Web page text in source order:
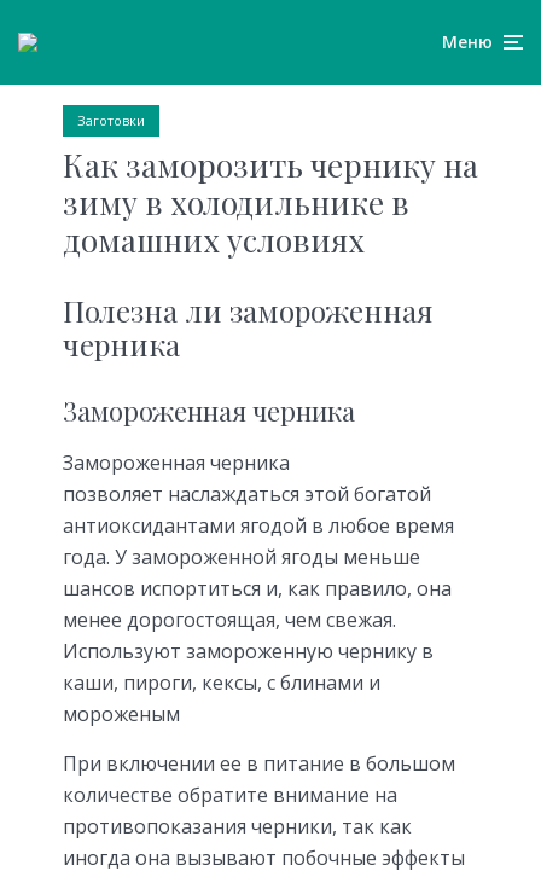
Меню
Заготовки
Как заморозить чернику на
зиму в холодильнике в
домашних условиях
Полезна ли замороженная
черника
Замороженная черника
Замороженная черника
позволяет наслаждаться этой богатой
антиоксидантами ягодой в любое время
года. У замороженной ягоды меньше
шансов испортиться и, как правило, она
менее дорогостоящая, чем свежая.
Используют замороженную чернику в
каши, пироги, кексы, с блинами и
мороженым
При включении ее в питание в большом
количестве обратите внимание на
противопоказания черники, так как
иногда она вызывают побочные эффекты